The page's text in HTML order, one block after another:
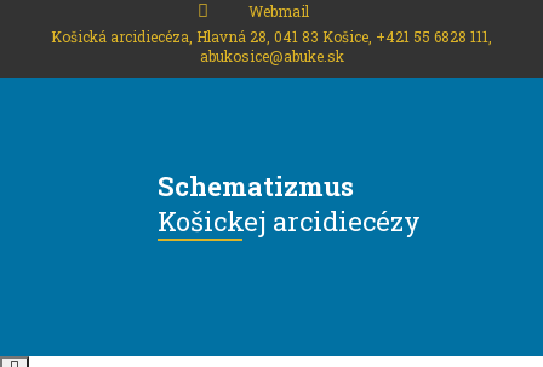
Webmail
Košická arcidiecéza, Hlavná 28, 041 83 Košice, +421 55 6828 111,
abukosice@abuke.sk
Schematizmus
Košickej arcidiecézy